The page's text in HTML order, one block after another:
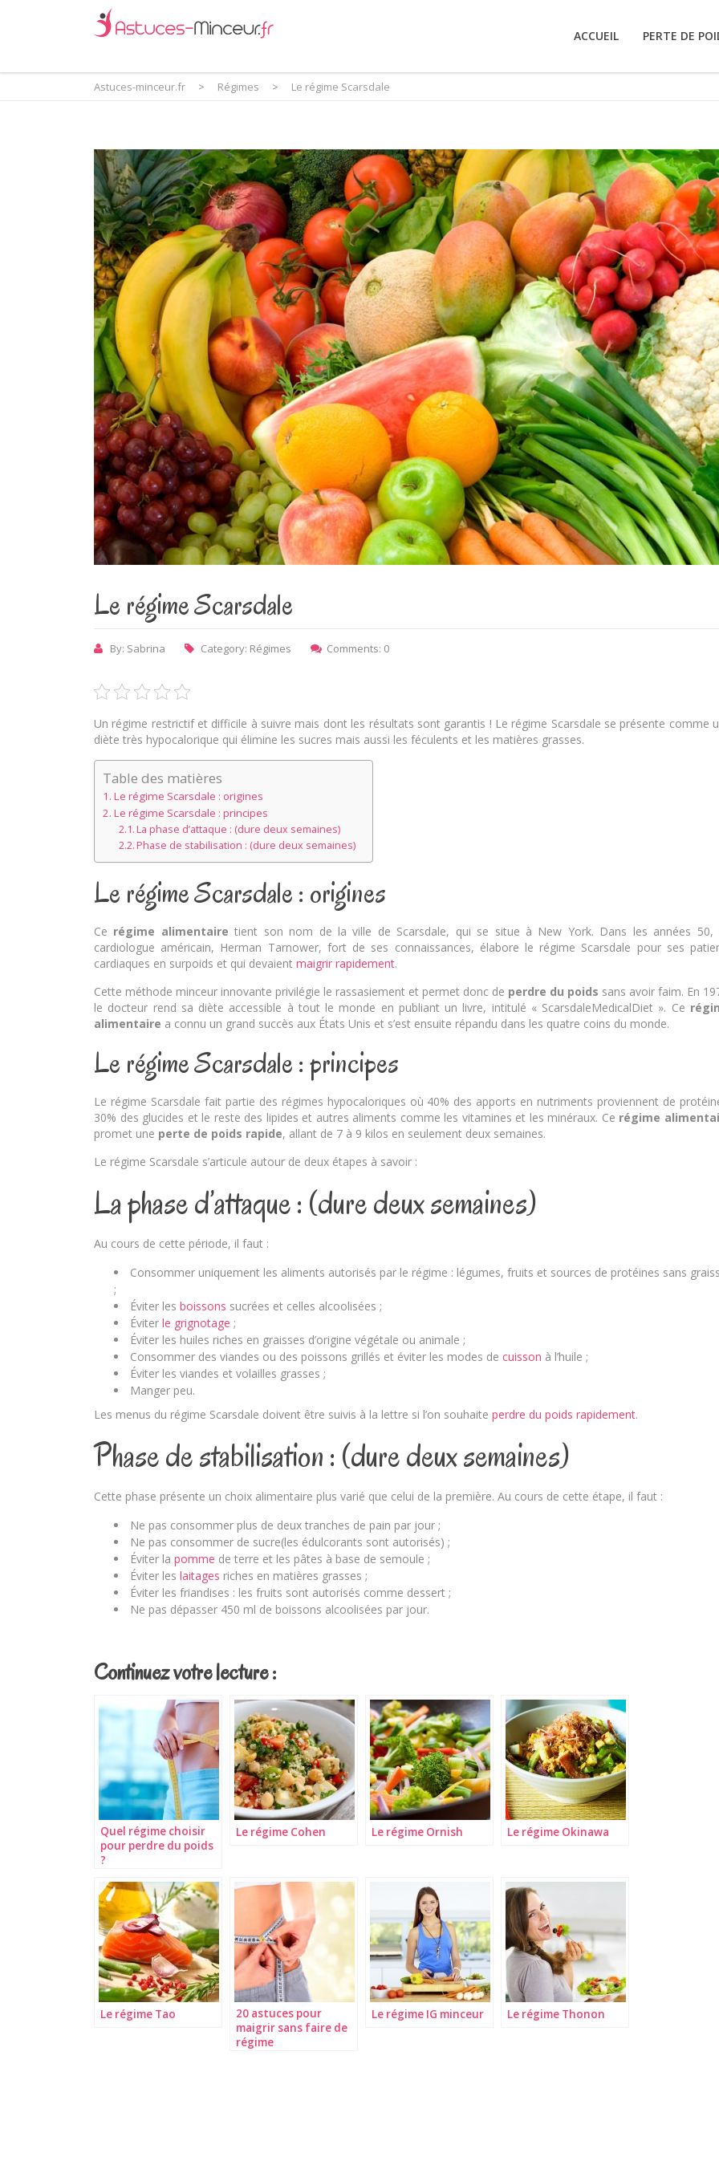
ACCUEIL PERTE DE
Astuces-minceur.fr > Régimes > Le régime Scarsdale
Le régime Scarsdale
By: Sabrina Category: Régimes Comments: 0
Un régime restrictif et difficile à suivre mais dont les résultats sont garantis ! Le régime Scarsdale se présente comme
diète très hypocalorique qui élimine les sucres mais aussi les féculents et les matières grasses.
Table des matières
Le régime Scarsdale : origines
Le régime Scarsdale : principes
La phase d’attaque : (dure deux semaines)
Phase de stabilisation : (dure deux semaines)
Le régime Scarsdale : origines
Ce régime alimentaire tient son nom de la ville de Scarsdale, qui se situe à New York. Dans les années 50,
cardiologue américain, Herman Tarnower, fort de ses connaissances, élabore le régime Scarsdale pour ses
cardiaques en surpoids et qui devaient maigrir rapidement.
Cette méthode minceur innovante privilégie le rassasiement et permet donc de perdre du poids sans avoir faim. En
le docteur rend sa diète accessible à tout le monde en publiant un livre, intitulé « ScarsdaleMedicalDiet ». Ce
alimentaire a connu un grand succès aux États Unis et s’est ensuite répandu dans les quatre coins du monde.
Le régime Scarsdale : principes
Le régime Scarsdale fait partie des régimes hypocaloriques où 40% des apports en nutriments proviennent de
30% des glucides et le reste des lipides et autres aliments comme les vitamines et les minéraux. Ce régime
promet une perte de poids rapide, allant de 7 à 9 kilos en seulement deux semaines.
Le régime Scarsdale s’articule autour de deux étapes à savoir :
La phase d’attaque : (dure deux semaines)
Au cours de cette période, il faut :
Consommer uniquement les aliments autorisés par le régime : légumes, fruits et sources de protéines sans
;
Éviter les boissons sucrées et celles alcoolisées ;
Éviter le grignotage ;
Éviter les huiles riches en graisses d’origine végétale ou animale ;
Consommer des viandes ou des poissons grillés et éviter les modes de cuisson à l’huile ;
Éviter les viandes et volailles grasses ;
Manger peu.
Les menus du régime Scarsdale doivent être suivis à la lettre si l’on souhaite perdre du poids rapidement.
Phase de stabilisation : (dure deux semaines)
Cette phase présente un choix alimentaire plus varié que celui de la première. Au cours de cette étape, il faut :
Ne pas consommer plus de deux tranches de pain par jour ;
Ne pas consommer de sucre(les édulcorants sont autorisés) ;
Éviter la pomme de terre et les pâtes à base de semoule ;
Éviter les laitages riches en matières grasses ;
Éviter les friandises : les fruits sont autorisés comme dessert ;
Ne pas dépasser 450 ml de boissons alcoolisées par jour.
Continuez votre lecture :
Quel régime choisir
pour perdre du poids
?
Le régime Cohen Le régime Ornish Le régime Okinawa
Le régime Tao
20 astuces pour
maigrir sans faire de
régime
Le régime IG minceur Le régime Thonon